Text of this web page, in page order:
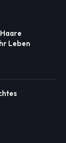
Leben